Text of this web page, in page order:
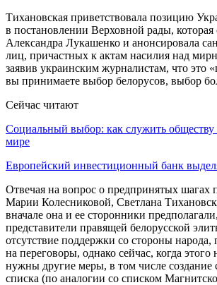
Тихановская приветствовала позицию
в постановлении Верховной рады, которая
Александра Лукашенко и анонсировала
лиц, причастных к актам насилия над
заявив украинским журналистам, что это
вы принимаете выбор белорусов, выбор
Сейчас читают
Социальный выбор: как служить
мире
Европейский инвестиционный банк
Отвечая на вопрос о предпринятых шагах
Марии Колесниковой, Светлана
вначале она и ее сторонники
представители правящей белорусской
отсутствие поддержки со стороны народа,
на переговоры, однако сейчас, когда
нужны другие меры, в том числе создание
списка (по аналогии со списком